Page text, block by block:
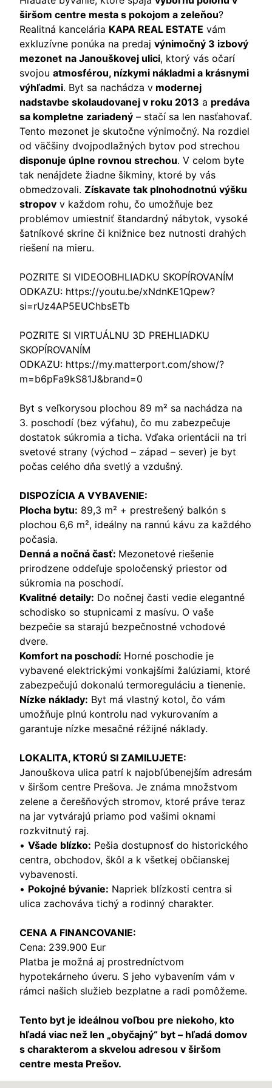
širšom centre mesta s pokojom a zeleňou?
Realitná kancelária KAPA REAL ESTATE vám
exkluzívne ponúka na predaj výnimočný 3 izbový
mezonet na Janouškovej ulici, ktorý vás očarí
svojou atmosférou, nízkymi nákladmi a krásnymi
výhľadmi. Byt sa nachádza v modernej
nadstavbe skolaudovanej v roku 2013 a predáva
sa kompletne zariadený – stačí sa len nasťahovať.
Tento mezonet je skutočne výnimočný. Na rozdiel
od väčšiny dvojpodlažných bytov pod strechou
disponuje úplne rovnou strechou. V celom byte
tak nenájdete žiadne šikminy, ktoré by vás
obmedzovali. Získavate tak plnohodnotnú výšku
stropov v každom rohu, čo umožňuje bez
problémov umiestniť štandardný nábytok, vysoké
šatníkové skrine či knižnice bez nutnosti drahých
riešení na mieru.
POZRITE SI VIDEOOBHLIADKU SKOPÍROVANÍM
ODKAZU: https://youtu.be/xNdnKE1Qpew?
si=rUz4AP5EUChbsETb
POZRITE SI VIRTUÁLNU 3D PREHLIADKU
SKOPÍROVANÍM
ODKAZU: https://my.matterport.com/show/?
m=b6pFa9kS81J&brand=0
Byt s veľkorysou plochou 89 m² sa nachádza na
3. poschodí (bez výťahu), čo mu zabezpečuje
dostatok súkromia a ticha. Vďaka orientácii na tri
svetové strany (východ – západ – sever) je byt
počas celého dňa svetlý a vzdušný.
DISPOZÍCIA A VYBAVENIE:
Plocha bytu: 89,3 m² + prestrešený balkón s
plochou 6,6 m², ideálny na rannú kávu za každého
počasia.
Denná a nočná časť: Mezonetové riešenie
prirodzene oddeľuje spoločenský priestor od
súkromia na poschodí.
Kvalitné detaily: Do nočnej časti vedie elegantné
schodisko so stupnicami z masívu. O vaše
bezpečie sa starajú bezpečnostné vchodové
dvere.
Komfort na poschodí: Horné poschodie je
vybavené elektrickými vonkajšími žalúziami, ktoré
zabezpečujú dokonalú termoreguláciu a tienenie.
Nízke náklady: Byt má vlastný kotol, čo vám
umožňuje plnú kontrolu nad vykurovaním a
garantuje nízke mesačné réžijné náklady.
LOKALITA, KTORÚ SI ZAMILUJETE:
Janouškova ulica patrí k najobľúbenejším adresám
v širšom centre Prešova. Je známa množstvom
zelene a čerešňových stromov, ktoré práve teraz
na jar vytvárajú priamo pod vašimi oknami
rozkvitnutý raj.
• Všade blízko: Pešia dostupnosť do historického
centra, obchodov, škôl a k všetkej občianskej
vybavenosti.
• Pokojné bývanie: Napriek blízkosti centra si
ulica zachováva tichý a rodinný charakter.
CENA A FINANCOVANIE:
Cena: 239.900 Eur
Platba je možná aj prostredníctvom
hypotekárneho úveru. S jeho vybavením vám v
rámci našich služieb bezplatne a radi pomôžeme.
Tento byt je ideálnou voľbou pre niekoho, kto
hľadá viac než len „obyčajný“ byt – hľadá domov
s charakterom a skvelou adresou v širšom
centre mesta Prešov.